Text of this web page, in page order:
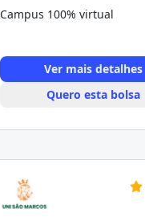
Campus 100% virtual
Ver mais detalhes
Quero esta bolsa